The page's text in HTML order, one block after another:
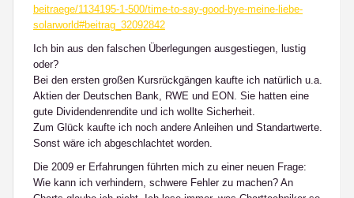
beitraege/1134195-1-500/time-to-say-good-bye-meine-liebe-
solarworld#beitrag_32092842
Ich bin aus den falschen Überlegungen ausgestiegen, lustig
oder?
Bei den ersten großen Kursrückgängen kaufte ich natürlich u.a.
Aktien der Deutschen Bank, RWE und EON. Sie hatten eine
gute Dividendenrendite und ich wollte Sicherheit.
Zum Glück kaufte ich noch andere Anleihen und Standartwerte.
Sonst wäre ich abgeschlachtet worden.
Die 2009 er Erfahrungen führten mich zu einer neuen Frage:
Wie kann ich verhindern, schwere Fehler zu machen? An